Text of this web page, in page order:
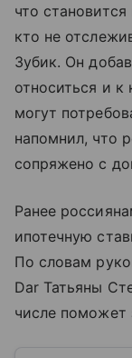
что
кто не
Зубик. Он
относиться и
могут
напомнил, что
сопряжено с
Ранее
ипотечную
По словам
Dar Татьяны
числе поможет